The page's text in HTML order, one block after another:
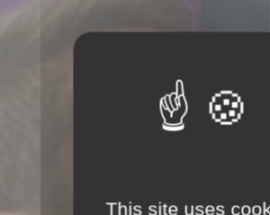
This site uses